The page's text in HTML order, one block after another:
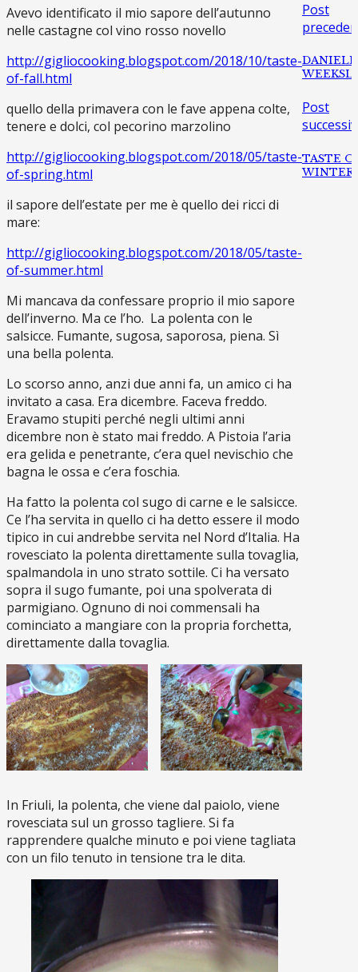
Avevo identificato il mio sapore dell’autunno
nelle castagne col vino rosso novello
http://gigliocooking.blogspot.com/2018/10/taste-
of-fall.html
quello della primavera con le fave appena colte,
tenere e dolci, col pecorino marzolino
http://gigliocooking.blogspot.com/2018/05/taste-
of-spring.html
il sapore dell’estate per me è quello dei ricci di
mare:
http://gigliocooking.blogspot.com/2018/05/taste-
of-summer.html
Mi mancava da confessare proprio il mio sapore
dell’inverno. Ma ce l’ho. La polenta con le
salsicce. Fumante, sugosa, saporosa, piena. Sì
una bella polenta.
Lo scorso anno, anzi due anni fa, un amico ci ha
invitato a casa. Era dicembre. Faceva freddo.
Eravamo stupiti perché negli ultimi anni
dicembre non è stato mai freddo. A Pistoia l’aria
era gelida e penetrante, c’era quel nevischio che
bagna le ossa e c’era foschia.
Ha fatto la polenta col sugo di carne e le salsicce.
Ce l’ha servita in quello ci ha detto essere il modo
tipico in cui andrebbe servita nel Nord d’Italia. Ha
rovesciato la polenta direttamente sulla tovaglia,
spalmandola in uno strato sottile. Ci ha versato
sopra il sugo fumante, poi una spolverata di
parmigiano. Ognuno di noi commensali ha
cominciato a mangiare con la propria forchetta,
direttamente dalla tovaglia.
In Friuli, la polenta, che viene dal paiolo, viene
rovesciata sul un grosso tagliere. Si fa
rapprendere qualche minuto e poi viene tagliata
con un filo tenuto in tensione tra le dita.
Post
Post
TASTE
WINTER